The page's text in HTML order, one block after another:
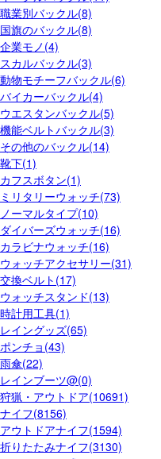
職業別バックル(8)
国旗のバックル(8)
企業モノ(4)
スカルバックル(3)
動物モチーフバックル(6)
バイカーバックル(4)
ウエスタンバックル(5)
機能ベルトバックル(3)
その他のバックル(14)
靴下(1)
カフスボタン(1)
ミリタリーウォッチ(73)
ノーマルタイプ(10)
ダイバーズウォッチ(16)
カラビナウォッチ(16)
ウォッチアクセサリー(31)
交換ベルト(17)
ウォッチスタンド(13)
時計用工具(1)
レイングッズ(65)
ポンチョ(43)
雨傘(22)
レインブーツ@(0)
狩猟・アウトドア(10691)
ナイフ(8156)
アウトドアナイフ(1594)
折りたたみナイフ(3130)